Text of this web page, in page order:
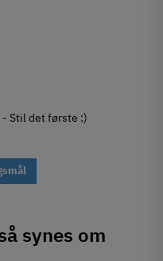
Stil det første :)
synes om